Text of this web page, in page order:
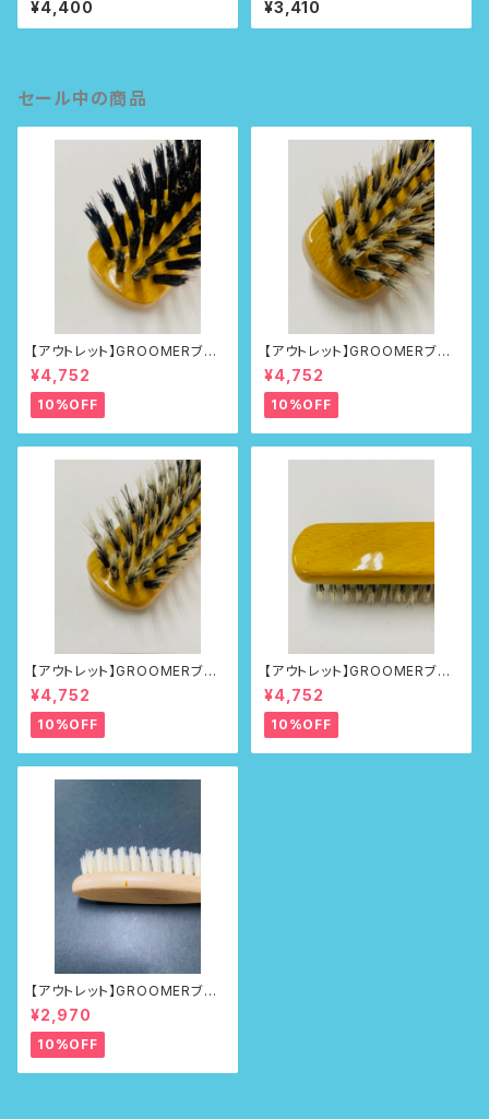
¥4,400 ¥3,410
セール中の商品
【アウトレット】GROOMERブラ
シNo.215
¥4,752
10%OFF
【アウトレット】GROOMERブラ
シNo.218
¥4,752
10%OFF
【アウトレット】GROOMERブラ
シNo.218
¥4,752
10%OFF
【アウトレット】GROOMERブラ
シNo.218
¥4,752
10%OFF
【アウトレット】GROOMERブラ
シ No.100First
¥2,970
10%OFF